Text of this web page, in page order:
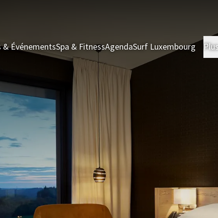
& ÉvénementsSpa & FitnessAgendaSurf Luxembourg